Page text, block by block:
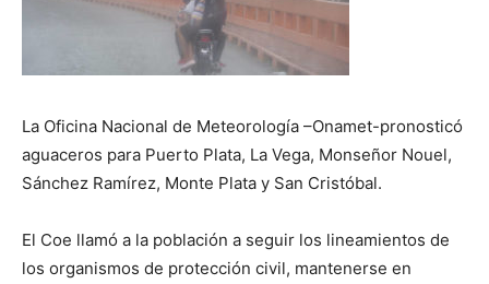
La Oficina Nacional de Meteorología –Onamet-pronosticó
aguaceros para Puerto Plata, La Vega, Monseñor Nouel,
Sánchez Ramírez, Monte Plata y San Cristóbal.
El Coe llamó a la población a seguir los lineamientos de
los organismos de protección civil, mantenerse en